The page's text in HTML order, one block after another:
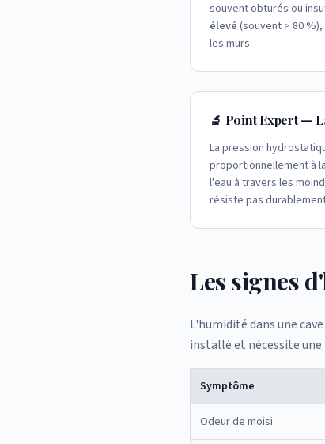
souvent obturés ou
élevé (souvent > 80
les murs.
🔬 Point Expert —
La pression
proportionnellement à
l'eau à travers les
résiste pas
Les signes
L'humidité dans une
installé et nécessite
Symptôme
Odeur de moisi